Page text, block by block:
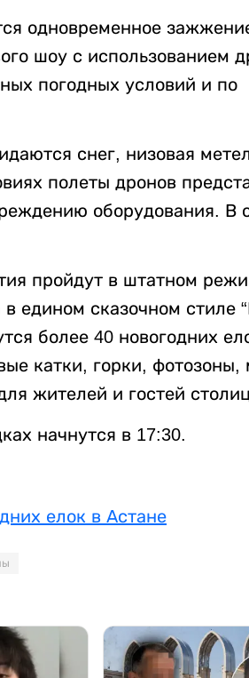
одновременное
шоу с использованием
погодных условий и по
снег, низовая
полеты дронов
оборудования. В
пройдут в штатном
едином сказочном стиле
более 40 новогодних
катки, горки, фотозоны,
жителей и гостей
начнутся в 17:30.
елок в Астане